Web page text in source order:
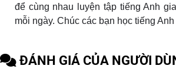
để cùng nhau luyện tập tiếng Anh
mỗi ngày. Chúc các bạn học tiếng
ĐÁNH GIÁ CỦA NGƯỜI